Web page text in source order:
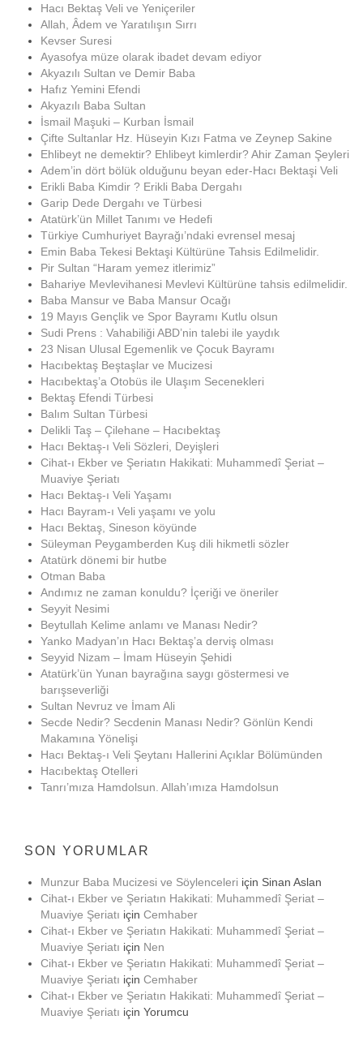
Hacı Bektaş Veli ve Yeniçeriler
Allah, Âdem ve Yaratılışın Sırrı
Kevser Suresi
Ayasofya müze olarak ibadet devam ediyor
Akyazılı Sultan ve Demir Baba
Hafız Yemini Efendi
Akyazılı Baba Sultan
İsmail Maşuki – Kurban İsmail
Çifte Sultanlar Hz. Hüseyin Kızı Fatma ve Zeynep Sakine
Ehlibeyt ne demektir? Ehlibeyt kimlerdir? Ahir Zaman Şeyleri
Adem’in dört bölük olduğunu beyan eder-Hacı Bektaşi Veli
Erikli Baba Kimdir ? Erikli Baba Dergahı
Garip Dede Dergahı ve Türbesi
Atatürk’ün Millet Tanımı ve Hedefi
Türkiye Cumhuriyet Bayrağı’ndaki evrensel mesaj
Emin Baba Tekesi Bektaşi Kültürüne Tahsis Edilmelidir.
Pir Sultan “Haram yemez itlerimiz”
Bahariye Mevlevihanesi Mevlevi Kültürüne tahsis edilmelidir.
Baba Mansur ve Baba Mansur Ocağı
19 Mayıs Gençlik ve Spor Bayramı Kutlu olsun
Sudi Prens : Vahabiliği ABD’nin talebi ile yaydık
23 Nisan Ulusal Egemenlik ve Çocuk Bayramı
Hacıbektaş Beştaşlar ve Mucizesi
Hacıbektaş’a Otobüs ile Ulaşım Secenekleri
Bektaş Efendi Türbesi
Balım Sultan Türbesi
Delikli Taş – Çilehane – Hacıbektaş
Hacı Bektaş-ı Veli Sözleri, Deyişleri
Cihat-ı Ekber ve Şeriatın Hakikati: Muhammedî Şeriat –
Muaviye Şeriatı
Hacı Bektaş-ı Veli Yaşamı
Hacı Bayram-ı Veli yaşamı ve yolu
Hacı Bektaş, Sineson köyünde
Süleyman Peygamberden Kuş dili hikmetli sözler
Atatürk dönemi bir hutbe
Otman Baba
Andımız ne zaman konuldu? İçeriği ve öneriler
Seyyit Nesimi
Beytullah Kelime anlamı ve Manası Nedir?
Yanko Madyan’ın Hacı Bektaş’a derviş olması
Seyyid Nizam – İmam Hüseyin Şehidi
Atatürk’ün Yunan bayrağına saygı göstermesi ve
barışseverliği
Sultan Nevruz ve İmam Ali
Secde Nedir? Secdenin Manası Nedir? Gönlün Kendi
Makamına Yönelişi
Hacı Bektaş-ı Veli Şeytanı Hallerini Açıklar Bölümünden
Hacıbektaş Otelleri
Tanrı’mıza Hamdolsun. Allah’ımıza Hamdolsun
SON YORUMLAR
Munzur Baba Mucizesi ve Söylenceleri için Sinan Aslan
Cihat-ı Ekber ve Şeriatın Hakikati: Muhammedî Şeriat –
Muaviye Şeriatı için Cemhaber
Cihat-ı Ekber ve Şeriatın Hakikati: Muhammedî Şeriat –
Muaviye Şeriatı için Nen
Cihat-ı Ekber ve Şeriatın Hakikati: Muhammedî Şeriat –
Muaviye Şeriatı için Cemhaber
Cihat-ı Ekber ve Şeriatın Hakikati: Muhammedî Şeriat –
Muaviye Şeriatı için Yorumcu